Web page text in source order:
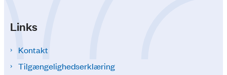
Links
Kontakt
Tilgængelighedserklæring